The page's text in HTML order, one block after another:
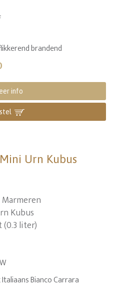
brandend
info
Urn Kubus
Bianco Carrara